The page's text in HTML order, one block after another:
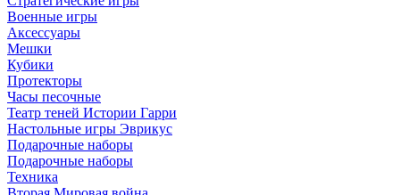
Военные игры
Аксессуары
Мешки
Кубики
Протекторы
Часы песочные
Театр теней Истории Гарри
Настольные игры Эврикус
Подарочные наборы
Подарочные наборы
Техника